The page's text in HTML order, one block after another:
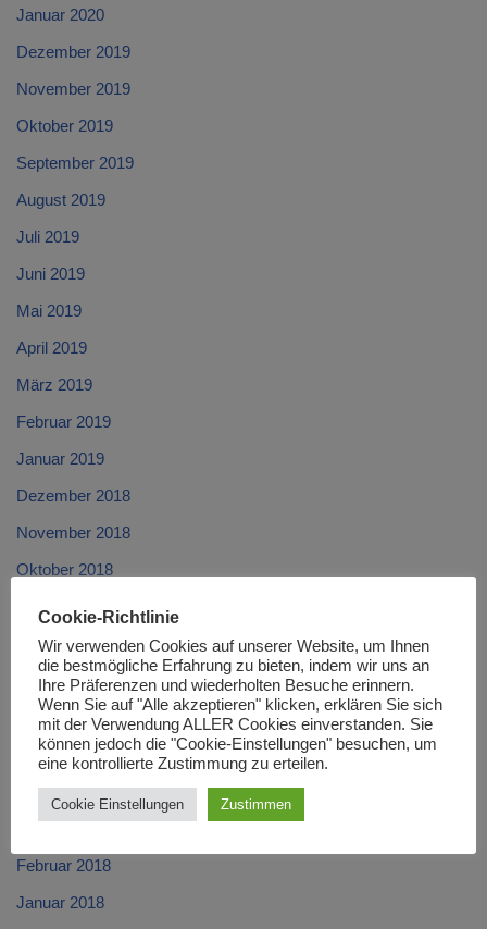
Januar 2020
Dezember 2019
November 2019
Oktober 2019
September 2019
August 2019
Juli 2019
Juni 2019
Mai 2019
April 2019
März 2019
Februar 2019
Januar 2019
Dezember 2018
November 2018
Oktober 2018
September 2018
August 2018
Juli 2018
Juni 2018
Mai 2018
April 2018
Februar 2018
Januar 2018
Cookie-Richtlinie
Wir verwenden Cookies auf unserer Website, um Ihnen
die bestmögliche Erfahrung zu bieten, indem wir uns an
Ihre Präferenzen und wiederholten Besuche erinnern.
Wenn Sie auf "Alle akzeptieren" klicken, erklären Sie sich
mit der Verwendung ALLER Cookies einverstanden. Sie
können jedoch die "Cookie-Einstellungen" besuchen, um
eine kontrollierte Zustimmung zu erteilen.
Cookie Einstellungen Zustimmen